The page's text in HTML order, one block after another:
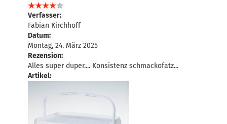
Verfasser:
Fabian Kirchhoff
Datum:
Montag, 24. März 2025
Rezension:
Alles super duper.... Konsistenz schmackofatz...
Artikel: